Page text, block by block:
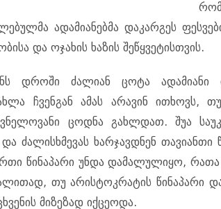
ადამიანებმა დაკარგეს
და ოჯახის ხაზის შეწყვეტისთვის.
დროში ძალიან ცოტა ადამიანი
ჩვენგან ამას არავინ ითხოვს,
ცოდნა გახლდათ. შუა
ძალისხმევას ხარჯავდნენ თავიანთი
წინაპარი უნდა დამალულიყო,
თუ არისტოკრატის წინაპარი
მიზეზად იქცეოდა.